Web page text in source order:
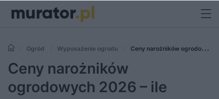
Ogród Wyposażenie ogrodu
Ceny narożników ogrodowych
2026 – ile kosztują popularne modele?
Ceny narożników
ogrodowych 2026 – ile